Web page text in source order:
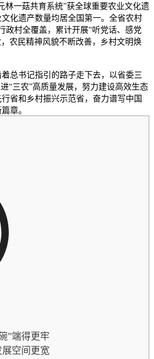
林一菇共育系统”获全球重要农业文化遗
化遗产数量均居全国第一。全省农村
政村全覆盖，累计开展“听党话、感党
农民精神风貌不断改善，乡村文明焕
总书记指引的路子走下去，以省委三
“三农”高质量发展，努力建设高效生态
省和乡村振兴示范省，奋力谱写中国
章。
”端得更牢
展空间更宽